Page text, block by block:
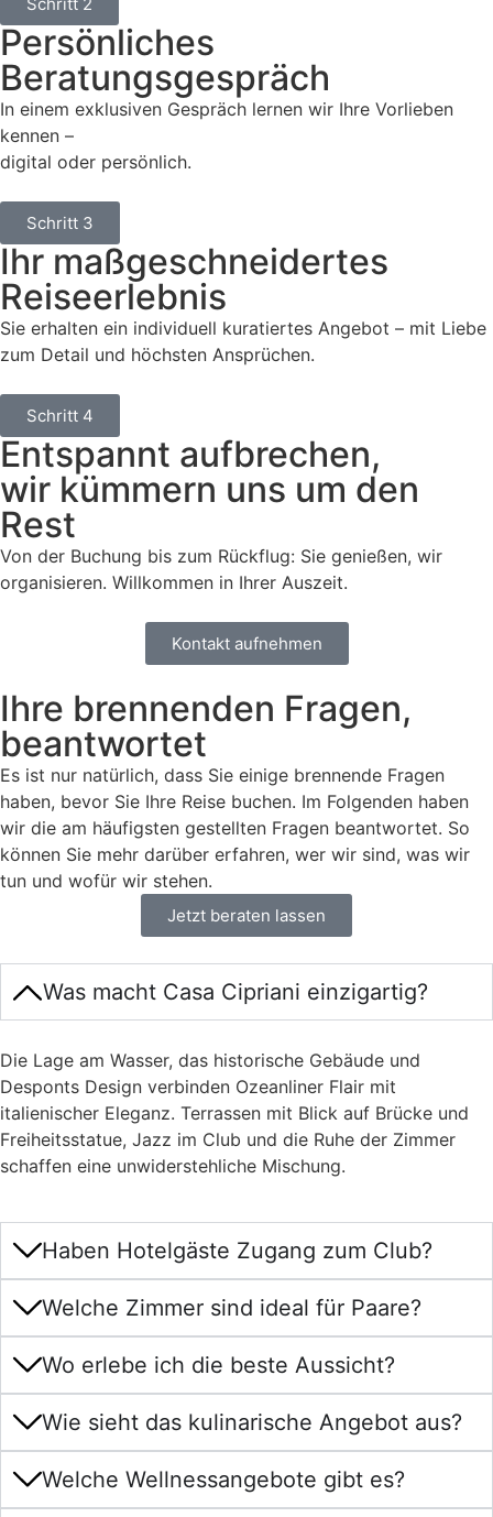
Persönliches
Beratungsgespräch
In einem exklusiven Gespräch lernen wir Ihre Vorlieben
kennen –
digital oder persönlich.
Schritt 3
Ihr maßgeschneidertes
Reiseerlebnis
Sie erhalten ein individuell kuratiertes Angebot – mit Liebe
zum Detail und höchsten Ansprüchen.
Schritt 4
Entspannt aufbrechen,
wir kümmern uns um den
Rest
Von der Buchung bis zum Rückflug: Sie genießen, wir
organisieren. Willkommen in Ihrer Auszeit.
Kontakt aufnehmen
Ihre brennenden Fragen,
beantwortet
Es ist nur natürlich, dass Sie einige brennende Fragen
haben, bevor Sie Ihre Reise buchen. Im Folgenden haben
wir die am häufigsten gestellten Fragen beantwortet. So
können Sie mehr darüber erfahren, wer wir sind, was wir
tun und wofür wir stehen.
Jetzt beraten lassen
Was macht Casa Cipriani einzigartig?
Die Lage am Wasser, das historische Gebäude und
Desponts Design verbinden Ozeanliner Flair mit
italienischer Eleganz. Terrassen mit Blick auf Brücke und
Freiheitsstatue, Jazz im Club und die Ruhe der Zimmer
schaffen eine unwiderstehliche Mischung.
Haben Hotelgäste Zugang zum Club?
Welche Zimmer sind ideal für Paare?
Wo erlebe ich die beste Aussicht?
Wie sieht das kulinarische Angebot aus?
Welche Wellnessangebote gibt es?